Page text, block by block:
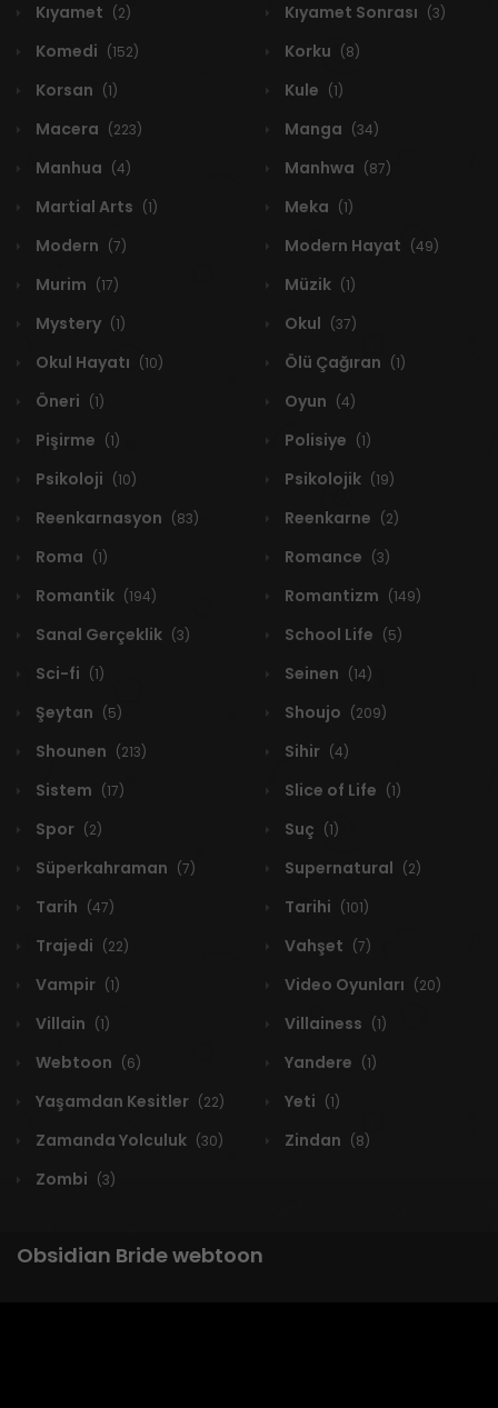
Kıyamet (2) Kıyamet Sonrası (3)
Komedi (152) Korku (8)
Korsan (1) Kule (1)
Macera (223) Manga (34)
Manhua (4) Manhwa (87)
Martial Arts (1) Meka (1)
Modern (7) Modern Hayat (49)
Murim (17) Müzik (1)
Mystery (1) Okul (37)
Okul Hayatı (10) Ölü Çağıran (1)
Öneri (1) Oyun (4)
Pişirme (1) Polisiye (1)
Psikoloji (10) Psikolojik (19)
Reenkarnasyon (83) Reenkarne (2)
Roma (1) Romance (3)
Romantik (194) Romantizm (149)
Sanal Gerçeklik (3) School Life (5)
Sci-fi (1) Seinen (14)
Şeytan (5) Shoujo (209)
Shounen (213) Sihir (4)
Sistem (17) Slice of Life (1)
Spor (2) Suç (1)
Süperkahraman (7) Supernatural (2)
Tarih (47) Tarihi (101)
Trajedi (22) Vahşet (7)
Vampir (1) Video Oyunları (20)
Villain (1) Villainess (1)
Webtoon (6) Yandere (1)
Yaşamdan Kesitler (22) Yeti (1)
Zamanda Yolculuk (30) Zindan (8)
Zombi (3)
Obsidian Bride webtoon